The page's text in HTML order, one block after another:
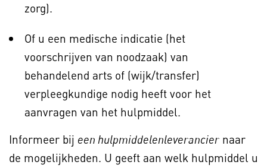
zorg).
Of u een medische indicatie (het
voorschrijven van noodzaak) van
behandelend arts of (wijk/transfer)
verpleegkundige nodig heeft voor het
aanvragen van het hulpmiddel.
Informeer bij een hulpmiddelenleverancier naar
de mogelijkheden. U geeft aan welk hulpmiddel u